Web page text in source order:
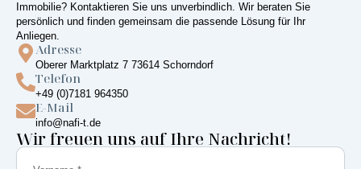
Immobilie? Kontaktieren Sie uns unverbindlich. Wir beraten Sie
persönlich und finden gemeinsam die passende Lösung für Ihr
Anliegen.
Adresse
Oberer Marktplatz 7 73614 Schorndorf
Telefon
+49 (0)7181 964350
E-Mail
info@nafi-t.de
Wir freuen uns auf Ihre Nachricht!
Vorname